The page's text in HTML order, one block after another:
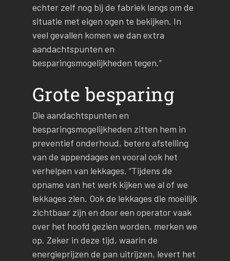
echter zelf nog bij de fabriek langs om de
situatie met eigen ogen te bekijken. In
veel gevallen komen we dan extra
aandachtspunten en
besparingsmogelijkheden tegen.”
Grote besparing
Die aandachtspunten en
besparingsmogelijkheden zitten hem in
preventief onderhoud, betere afstelling
van de appendages en vooral ook het
verhelpen van lekkages. “Tijdens de
opname van het werk kijken we al of we
lekkages zien. Ook de lekkages die moeilijk
zichtbaar zijn en door een operator vaak
over het hoofd gezien worden, merken we
op. Zeker in deze tijd, waarin de
energieprijzen de pan uitrijzen, levert het